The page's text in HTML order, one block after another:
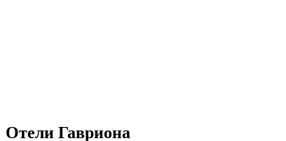
Отели Гавриона